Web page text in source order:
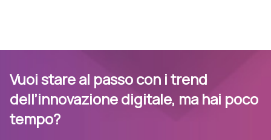
Vuoi stare al passo con i trend
dell’innovazione digitale, ma hai poco
tempo?